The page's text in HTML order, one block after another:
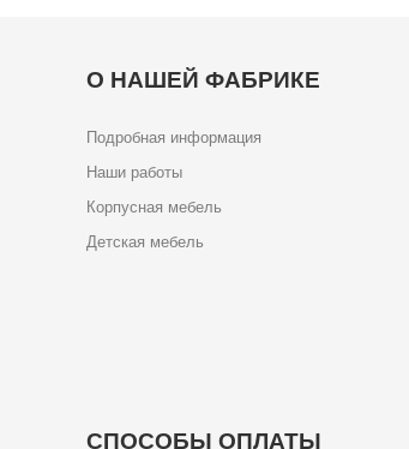
О НАШЕЙ ФАБРИКЕ
Подробная информация
Наши работы
Корпусная мебель
Детская мебель
СПОСОБЫ ОПЛАТЫ